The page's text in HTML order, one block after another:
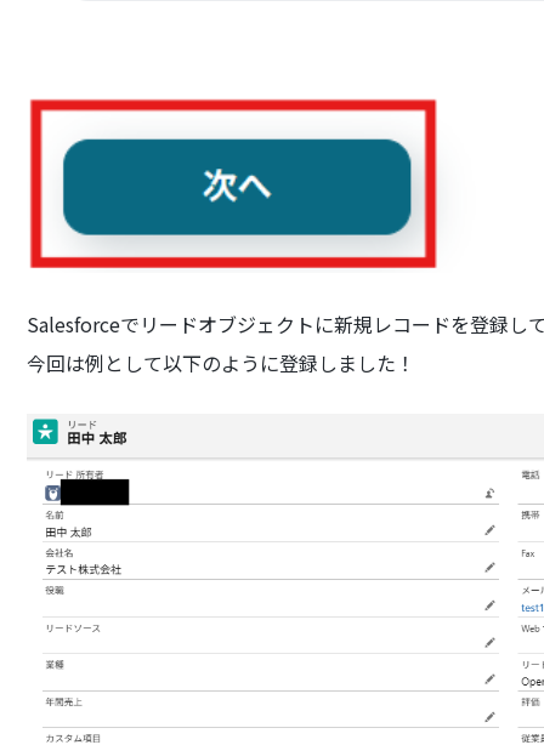
Salesforceでリードオブジェクトに新規レコードを登録し
今回は例として以下のように登録しました！